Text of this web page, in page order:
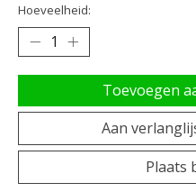
Hoeveelheid:
Toevoegen
Aan
Plaats